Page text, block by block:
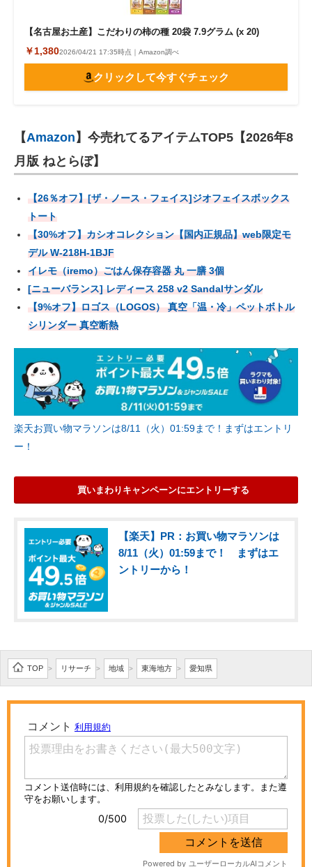
【名古屋お土産】こだわりの柿の種 20袋 7.9グラム (x 20)
￥1,3802026/04/21 17:35時点｜Amazon調べ
クリックして今すぐチェック
【Amazon 】今売れてるアイテムTOP5【2026年8
月版 ねとらぼ】
【26％オフ】[ザ・ノース・フェイス]ジオフェイスボックス
トート
【30%オフ】カシオコレクション【国内正規品】web限定モ
デル W-218H-1BJF
イレモ（iremo）ごはん保存容器 丸 一膳 3個
[ニューバランス] レディース 258 v2 Sandalサンダル
【9%オフ】ロゴス（LOGOS） 真空「温・冷」ペットボトル
シリンダー 真空断熱
楽天お買い物マラソンは8/11（火）01:59まで！まずはエントリ
ー！
買いまわりキャンペーンにエントリーする
【楽天】PR：お買い物マラソンは
8/11（火）01:59まで！ まずはエ
ントリーから！
TOP > リサーチ > 地域 > 東海地方 > 愛知県